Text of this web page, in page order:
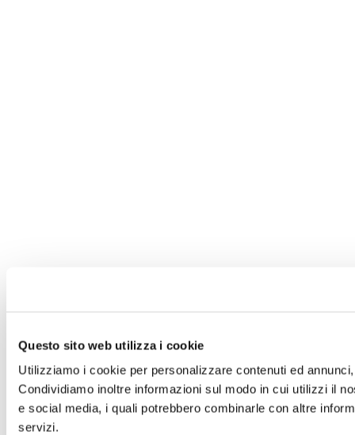
Questo sito web utilizza i cookie
Utilizziamo i cookie per personalizzare contenuti ed
Condividiamo inoltre informazioni sul modo in cui utilizzi il
e social media, i quali potrebbero combinarle con altre
servizi.